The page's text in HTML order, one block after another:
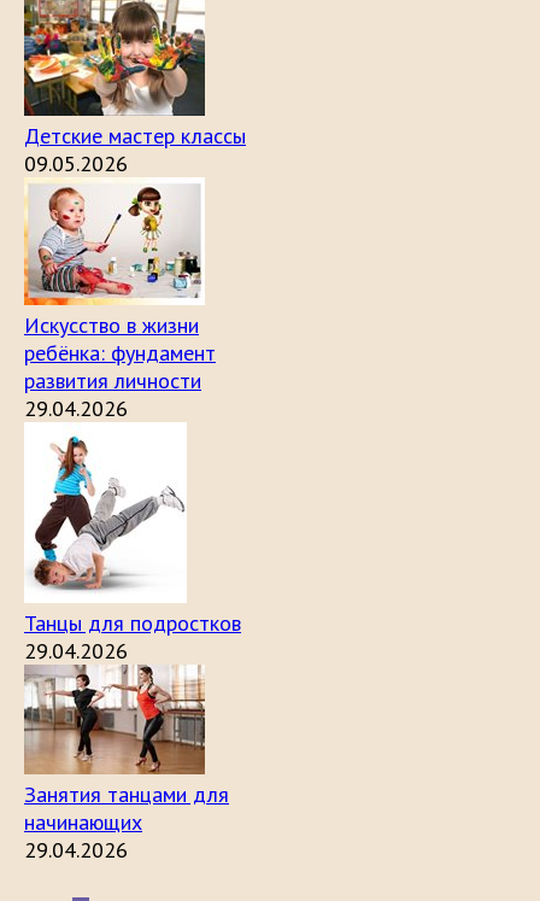
Детские мастер классы
09.05.2026
Искусство в жизни
ребёнка: фундамент
развития личности
29.04.2026
Танцы для подростков
29.04.2026
Занятия танцами для
начинающих
29.04.2026